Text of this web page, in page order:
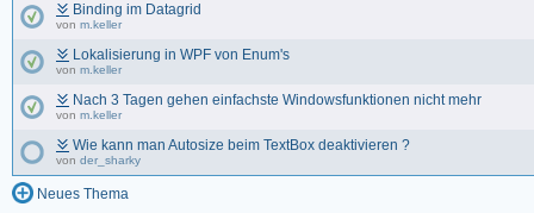
Binding im Datagrid
von m.keller
Lokalisierung in WPF von Enum's
von m.keller
Nach 3 Tagen gehen einfachste Windowsfunktionen nicht mehr
von m.keller
Wie kann man Autosize beim TextBox deaktivieren ?
von der_sharky
Neues Thema